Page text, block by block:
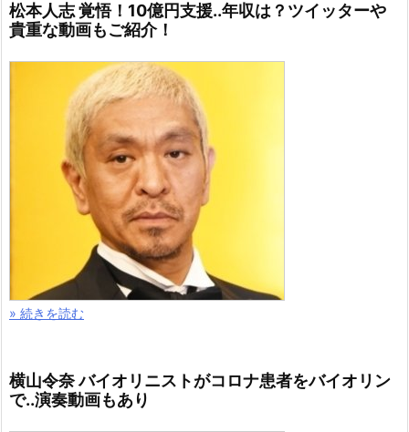
松本人志 覚悟！10億円支援..年収は？ツイッターや
貴重な動画もご紹介！
» 続きを読む
横山令奈 バイオリニストがコロナ患者をバイオリン
で..演奏動画もあり